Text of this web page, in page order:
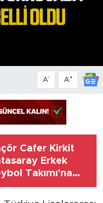
A- A+
Cafer Kirkit
Erkek
Takımı'na